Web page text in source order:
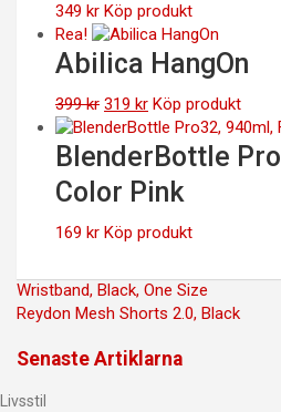
349 kr Köp produkt
Rea!
Abilica HangOn
399kr Det
ursprungliga
priset
var:
399 kr.
319 krDet
nuvarande
priset
är:
319 kr.
Köp produkt
BlenderBottle
Color Pink
169 kr Köp produkt
Inläggsnavigering
Wristband, Black, One Size
Reydon Mesh Shorts 2.0, Black
Senaste Artiklarna
Livsstil